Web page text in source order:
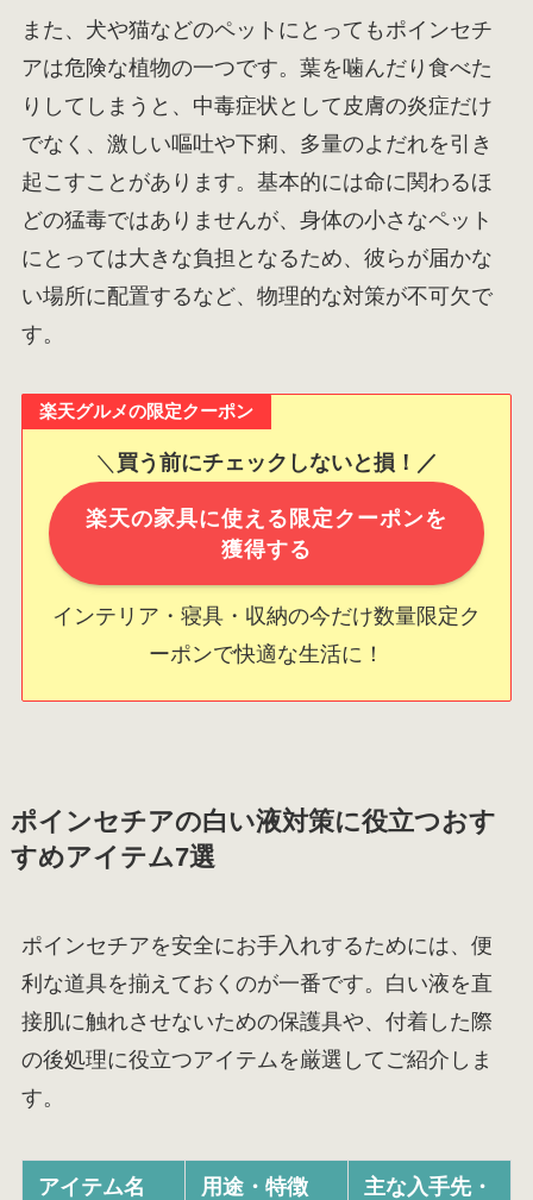
また、犬や猫などのペットにとってもポインセチ
アは危険な植物の一つです。葉を噛んだり食べた
りしてしまうと、中毒症状として皮膚の炎症だけ
でなく、激しい嘔吐や下痢、多量のよだれを引き
起こすことがあります。基本的には命に関わるほ
どの猛毒ではありませんが、身体の小さなペット
にとっては大きな負担となるため、彼らが届かな
い場所に配置するなど、物理的な対策が不可欠で
す。
楽天グルメの限定クーポン
＼ 買う前にチェックしないと損！／
楽天の家具に使える限定クーポンを
獲得する
インテリア・寝具・収納の今だけ数量限定ク
ーポンで快適な生活に！
ポインセチアの白い液対策に役立つおす
すめアイテム7選
ポインセチアを安全にお手入れするためには、便
利な道具を揃えておくのが一番です。白い液を直
接肌に触れさせないための保護具や、付着した際
の後処理に役立つアイテムを厳選してご紹介しま
す。
アイテム名 用途・特徴
主な入手先・